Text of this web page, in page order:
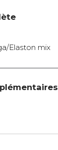
Elaston mix